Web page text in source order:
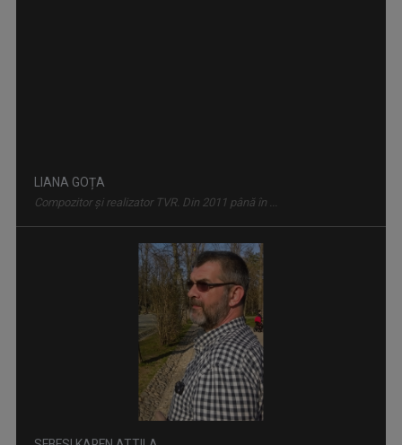
SEBESI KAREN ATTILA
Karen a realizat şi realizează în continuare ...